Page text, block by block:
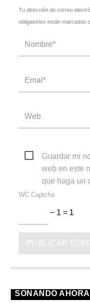
Tu dirección de correo
obligatorios están marcados
Guardar mi
web en este
que haga un
WC Captcha
− 1 = 1
SONANDO AHORA